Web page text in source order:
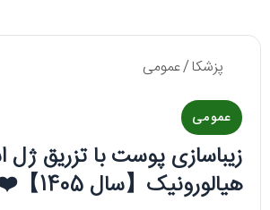
پزشکا/عمومی
عمومی
زیباسازی پوست با تزریق ژل
هیالورونیک【سال 1405】❤️